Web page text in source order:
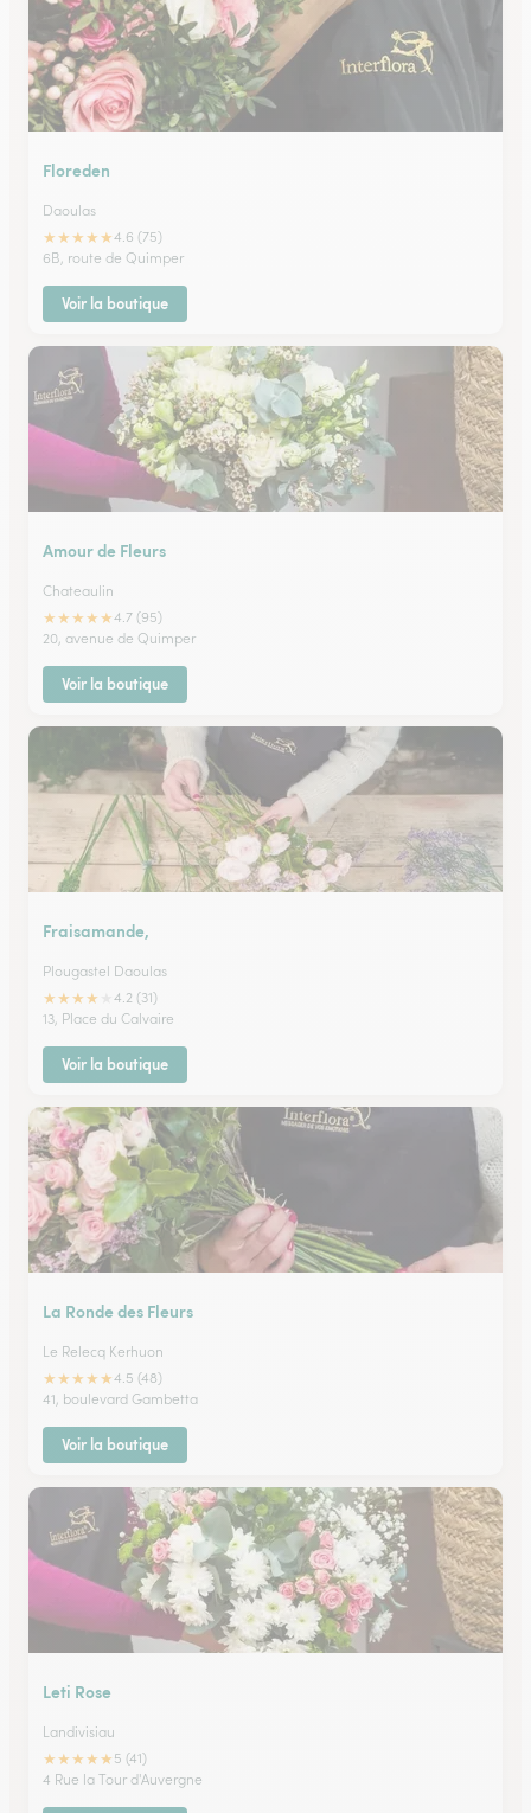
Floreden
Daoulas
★★★★★4.6 (75)
6B, route de Quimper
Voir la boutique
Amour de Fleurs
Chateaulin
★★★★★4.7 (95)
20, avenue de Quimper
Voir la boutique
Fraisamande,
Plougastel Daoulas
★★★★
4.2 (31)
13, Place du Calvaire
Voir la boutique
La Ronde des Fleurs
Le Relecq Kerhuon
★★★★★4.5 (48)
41, boulevard Gambetta
Voir la boutique
Leti Rose
Landivisiau
★★★★★ 5 (41)
4 Rue la Tour d'Auvergne